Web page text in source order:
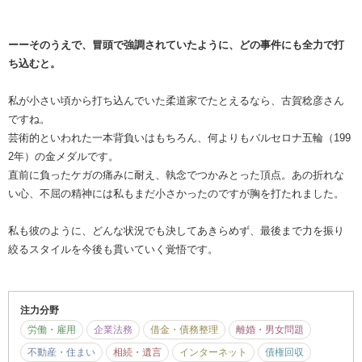
ーーそのうえで、冒頭で強調されていたように、どの事件にも全力で打
ち込むと。
私が小さい頃から打ち込んでいた柔道家でたとえるなら、古賀稔彦さん
ですね。
芸術的といわれた一本背負いはもちろん、何よりもバルセロナ五輪（199
2年）の金メダルです。
直前に負ったケガの痛みに耐え、執念でつかみとった頂点。あの折れな
い心、不屈の精神には私もまだ小さかったのですが胸を打たれました。
私も彼のように、どんな状況でも決してあきらめず、最後まで力を振り
絞るスタイルを今後も貫いていく覚悟です。
注力分野
労働・雇用
企業法務 借金・債務整理
離婚・男女問題
不動産・住まい
相続・遺言 インターネット 債権回収